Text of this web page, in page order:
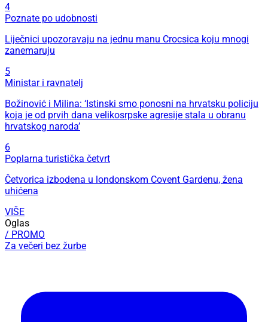
4
Poznate po udobnosti
Liječnici upozoravaju na jednu manu Crocsica koju mnogi
zanemaruju
5
Ministar i ravnatelj
Božinović i Milina: ‘Istinski smo ponosni na hrvatsku policiju
koja je od prvih dana velikosrpske agresije stala u obranu
hrvatskog naroda’
6
Poplarna turistička četvrt
Četvorica izbodena u londonskom Covent Gardenu, žena
uhićena
VIŠE
Oglas
/ PROMO
Za večeri bez žurbe